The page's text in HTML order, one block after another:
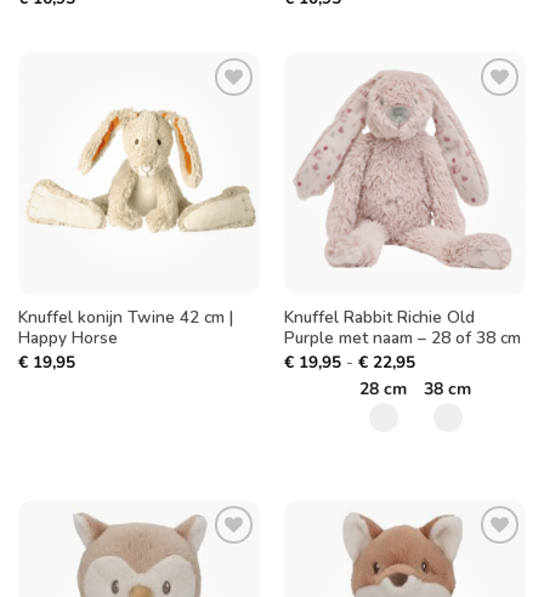
Toevoegen
verlanglijst
Knuffel konijn Twine 42 cm |
Happy Horse
€19,95
Toevoegen
verlanglijst
Knuffel Rabbit Richie Old
Purple met naam – 28 of 38 cm
€19,95 - €22,95Prijsklasse:
€ 19,95
tot
28 cm 38 cm
Toevoegen
Toevoegen